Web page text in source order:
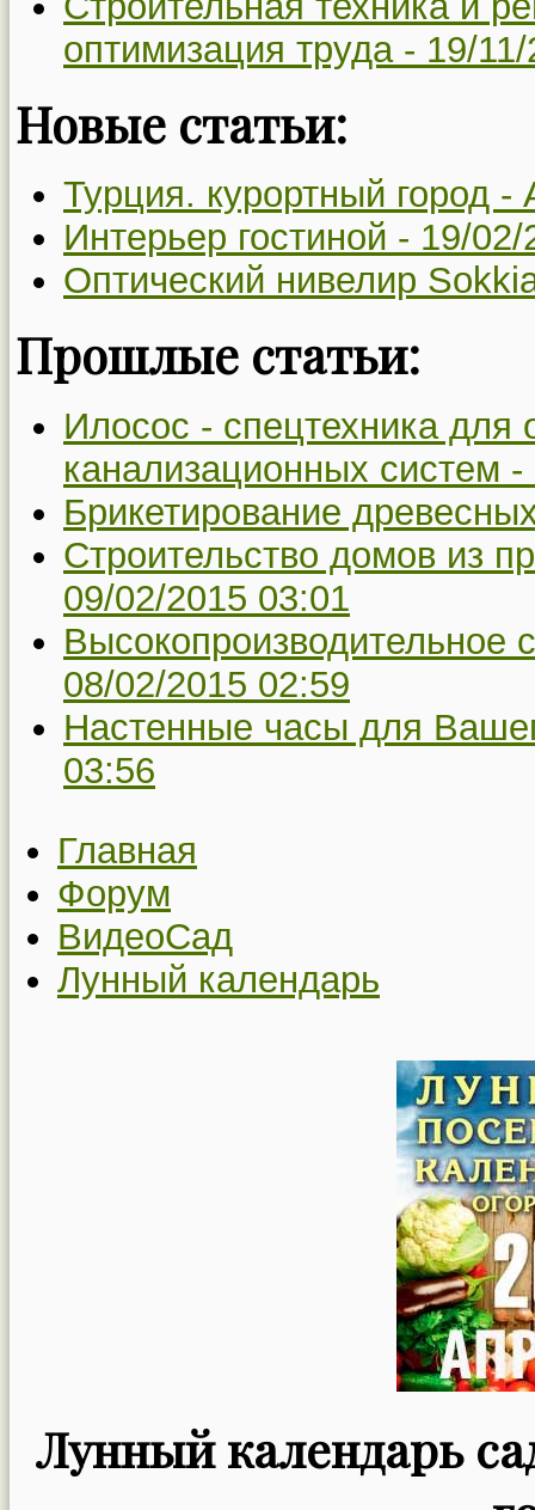
оптимизация труда - 19/
Новые статьи:
Турция. курортный город
Интерьер гостиной - 19/02/
Оптический нивелир
Прошлые статьи:
Илосос - спецтехника для
канализационных систем -
Брикетирование
Строительство домов из
09/02/2015 03:01
Высокопроизводительное
08/02/2015 02:59
Настенные часы для
03:56
Главная
Форум
ВидеоСад
Лунный календарь
Лунный календарь